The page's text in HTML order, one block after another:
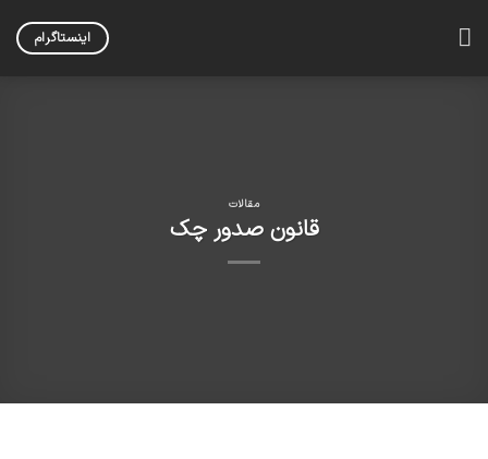
اینستاگرام
مقالات
قانون صدور چک